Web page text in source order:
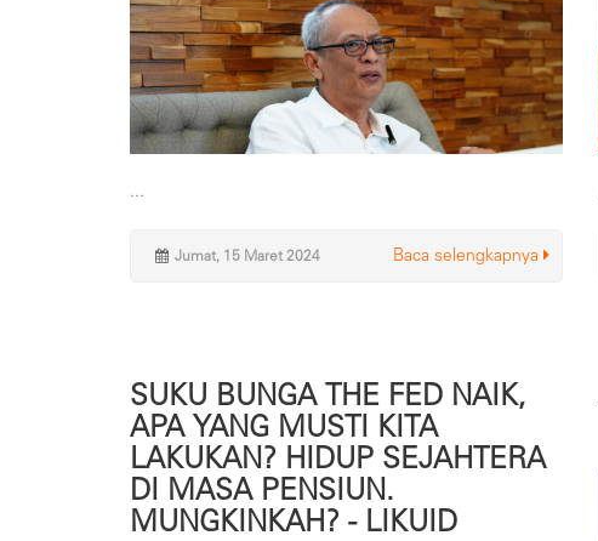
...
Jumat, 15 Maret 2024 Baca selengkapnya
SUKU BUNGA THE FED NAIK,
APA YANG MUSTI KITA
LAKUKAN? HIDUP SEJAHTERA
DI MASA PENSIUN.
MUNGKINKAH? - LIKUID